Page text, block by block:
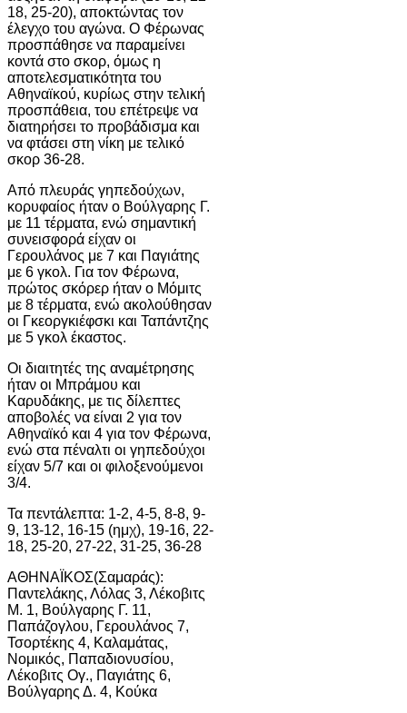
18, 25-20), αποκτώντας τον
έλεγχο του αγώνα. Ο Φέρωνας
προσπάθησε να παραμείνει
κοντά στο σκορ, όμως η
αποτελεσματικότητα του
Αθηναϊκού, κυρίως στην τελική
προσπάθεια, του επέτρεψε να
διατηρήσει το προβάδισμα και
να φτάσει στη νίκη με τελικό
σκορ 36-28.
Από πλευράς γηπεδούχων,
κορυφαίος ήταν ο Βούλγαρης Γ.
με 11 τέρματα, ενώ σημαντική
συνεισφορά είχαν οι
Γερουλάνος με 7 και Παγιάτης
με 6 γκολ. Για τον Φέρωνα,
πρώτος σκόρερ ήταν ο Μόμιτς
με 8 τέρματα, ενώ ακολούθησαν
οι Γκεοργκιέφσκι και Ταπάντζης
με 5 γκολ έκαστος.
Οι διαιτητές της αναμέτρησης
ήταν οι Μπράμου και
Καρυδάκης, με τις δίλεπτες
αποβολές να είναι 2 για τον
Αθηναϊκό και 4 για τον Φέρωνα,
ενώ στα πέναλτι οι γηπεδούχοι
είχαν 5/7 και οι φιλοξενούμενοι
3/4.
Τα πεντάλεπτα: 1-2, 4-5, 8-8, 9-
9, 13-12, 16-15 (ημχ), 19-16, 22-
18, 25-20, 27-22, 31-25, 36-28
ΑΘΗΝΑΪΚΟΣ(Σαμαράς):
Παντελάκης, Λόλας 3, Λέκοβιτς
Μ. 1, Βούλγαρης Γ. 11,
Παπάζογλου, Γερουλάνος 7,
Τσορτέκης 4, Καλαμάτας,
Νομικός, Παπαδιονυσίου,
Λέκοβιτς Ογ., Παγιάτης 6,
Βούλγαρης Δ. 4, Κούκα